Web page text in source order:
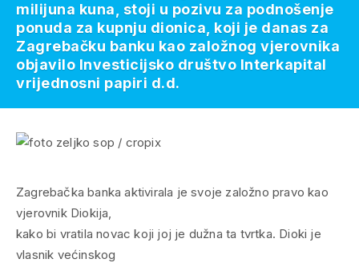
Zagrebačka banka aktivirala je svoje založno pravo kao
vjerovnik Diokija,
kako bi vratila novac koji joj je dužna ta tvrtka. Dioki je
vlasnik većinskog
milijuna kuna, stoji u pozivu za podnošenje
ponuda za kupnju dionica, koji je danas za
Zagrebačku banku kao založnog vjerovnika
objavilo Investicijsko društvo Interkapital
vrijednosni papiri d.d.